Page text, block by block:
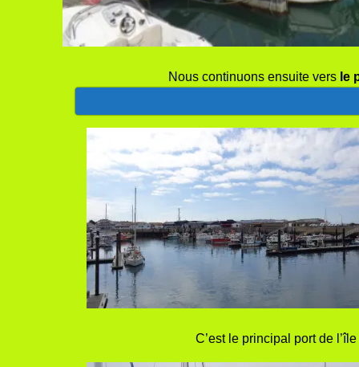
Nous continuons ensuite vers le
C’est le principal port de